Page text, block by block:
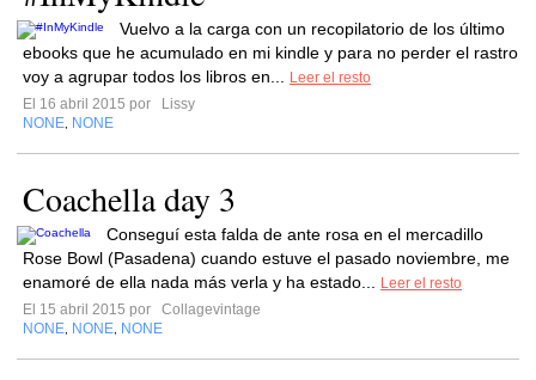
Vuelvo a la carga con un recopilatorio de los último
ebooks que he acumulado en mi kindle y para no perder el rastro
voy a agrupar todos los libros en...
Leer el resto
El 16 abril 2015 por
Lissy
NONE NONE
Coachella day 3
Conseguí esta falda de ante rosa en el mercadillo
Rose Bowl (Pasadena) cuando estuve el pasado noviembre, me
enamoré de ella nada más verla y ha estado...
Leer el resto
El 15 abril 2015 por
Collagevintage
NONE NONE NONE